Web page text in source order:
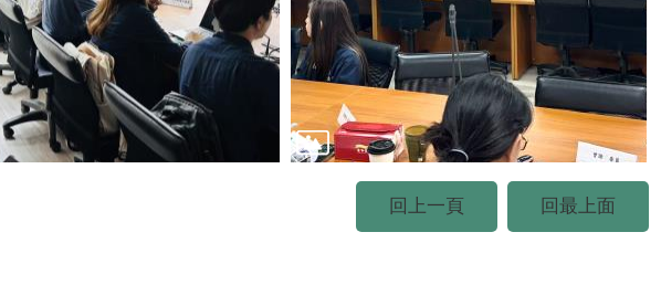
回上一頁 回最上面